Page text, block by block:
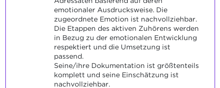
emotionaler Ausdrucksweise. Die
zugeordnete Emotion ist nachvollziehbar.
Die Etappen des aktiven Zuhörens werden
in Bezug zu der emotionalen Entwicklung
respektiert und die Umsetzung ist
passend.
Seine/ihre Dokumentation ist größtenteils
komplett und seine Einschätzung ist
nachvollziehbar.